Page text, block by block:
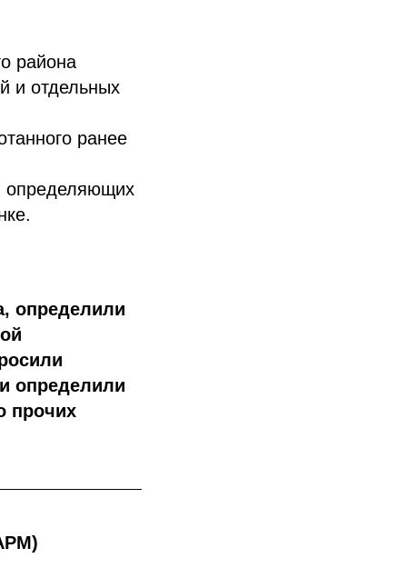
района
и отдельных
ранее
определяющих
определили
определили
прочих